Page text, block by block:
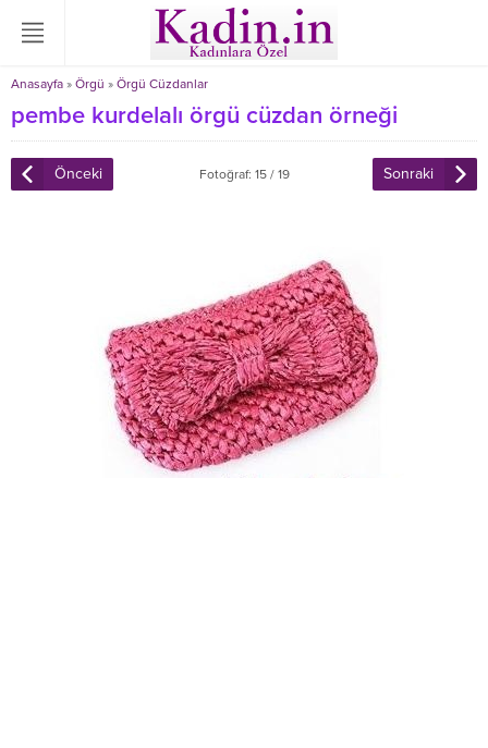
Anasayfa » Örgü » Örgü Cüzdanlar
pembe kurdelalı örgü cüzdan örneği
Önceki Fotoğraf: 15 / 19 Sonraki